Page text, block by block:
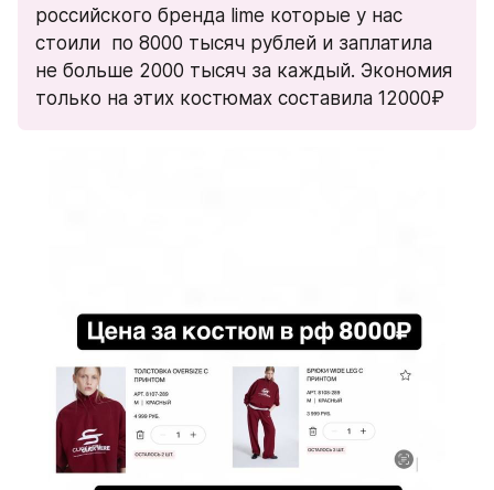
российского бренда lime которые у нас
стоили  по 8000 тысяч рублей и заплатила
не больше 2000 тысяч за каждый. Экономия
только на этих костюмах составила 12000₽